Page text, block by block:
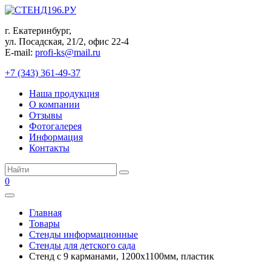
Перейти
контенту
г. Екатеринбург,
ул. Посадская, 21/2, офис 22-4
E-mail: profi-ks@mail.ru
+7 (343) 361-49-37
Наша продукция
О компании
Отзывы
Фотогалерея
Информация
Контакты
Поиск:
0
Главная
Товары
Стенды информационные
Стенды для детского сада
Стенд с 9 карманами, 1200х1100мм, пластик